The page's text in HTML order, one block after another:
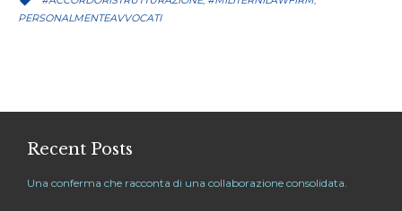
PERSONALMENTEAVVOCATI
Recent Posts
Una conferma che racconta di una collaborazione consolidata.